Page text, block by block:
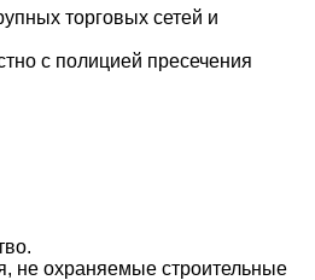
торговых сетей и
с полицией пресечения
не охраняемые строительные